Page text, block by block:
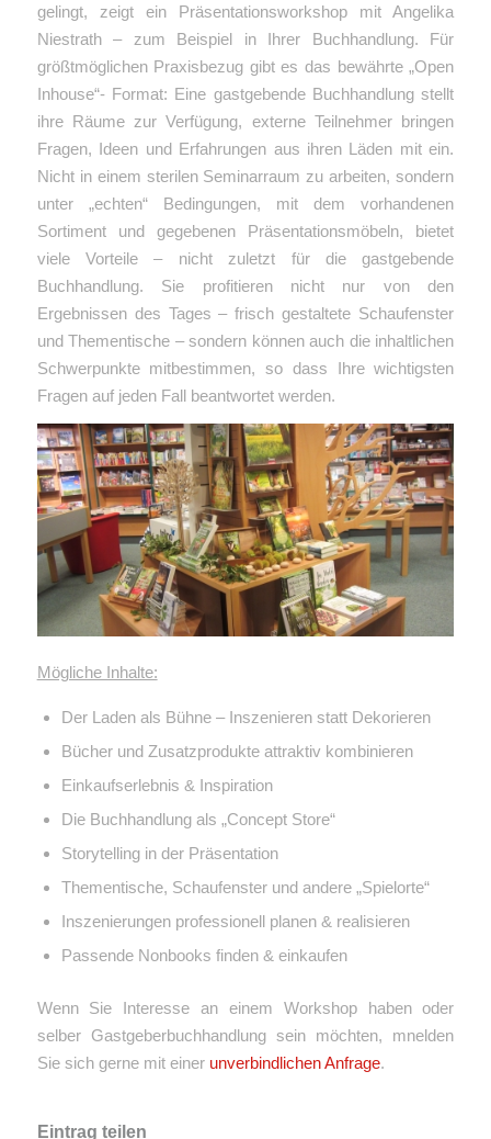
gelingt, zeigt ein Präsentationsworkshop mit Angelika
Niestrath – zum Beispiel in Ihrer Buchhandlung. Für
größtmöglichen Praxisbezug gibt es das bewährte „Open
Inhouse“- Format: Eine gastgebende Buchhandlung stellt
ihre Räume zur Verfügung, externe Teilnehmer bringen
Fragen, Ideen und Erfahrungen aus ihren Läden mit ein.
Nicht in einem sterilen Seminarraum zu arbeiten, sondern
unter „echten“ Bedingungen, mit dem vorhandenen
Sortiment und gegebenen Präsentationsmöbeln, bietet
viele Vorteile – nicht zuletzt für die gastgebende
Buchhandlung. Sie profitieren nicht nur von den
Ergebnissen des Tages – frisch gestaltete Schaufenster
und Thementische – sondern können auch die inhaltlichen
Schwerpunkte mitbestimmen, so dass Ihre wichtigsten
Fragen auf jeden Fall beantwortet werden.
Mögliche Inhalte:
Der Laden als Bühne – Inszenieren statt Dekorieren
Bücher und Zusatzprodukte attraktiv kombinieren
Einkaufserlebnis & Inspiration
Die Buchhandlung als „Concept Store“
Storytelling in der Präsentation
Thementische, Schaufenster und andere „Spielorte“
Inszenierungen professionell planen & realisieren
Passende Nonbooks finden & einkaufen
Wenn Sie Interesse an einem Workshop haben oder
selber Gastgeberbuchhandlung sein möchten, mnelden
Sie sich gerne mit einer unverbindlichen Anfrage.
Eintrag teilen